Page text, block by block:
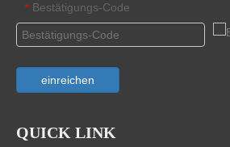
* Bestätigungs-Code
einreichen
QUICK LINK